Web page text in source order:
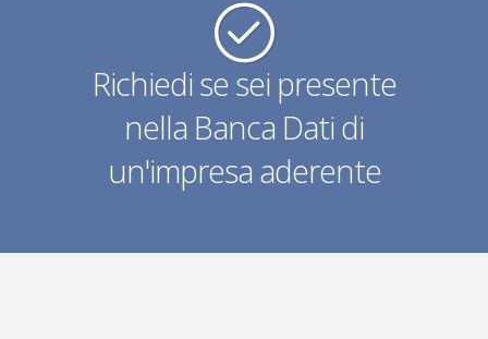
Richiedi se sei presente
nella Banca Dati di
un'impresa aderente